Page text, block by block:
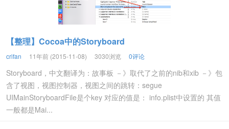
【整理】Cocoa中的Storyboard
crifan 11年前 (2015-11-08) 3030浏览 0评论
Storyboard，中文翻译为：故事板 －》取代了之前的nib和xib －》包
含了视图，视图控制器，视图之间的跳转：segue
UIMainStoryboardFile是个key 对应的值是： info.plist中设置的 其值
一般都是Mai...